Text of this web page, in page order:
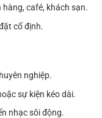
café, khách sạn.
cố định.
nghiệp.
sự kiện kéo dài.
nhạc sôi động.